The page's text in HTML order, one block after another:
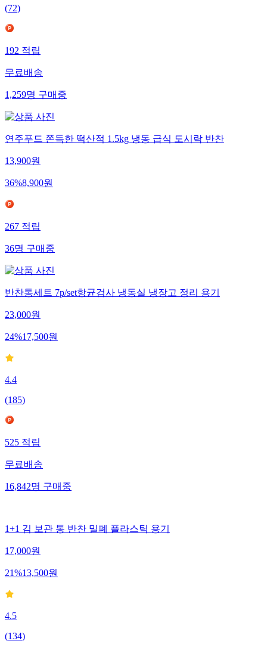
(72)
192적립
무료배송
1,259명구매중
연주푸드 쫀득한 떡산적 1.5kg 냉동 급식 도시락 반찬
13,900원
36%8,900원
267적립
36명구매중
반찬통세트 7p/set항균검사 냉동실 냉장고 정리 용기
23,000원
24%17,500원
4.4
(185)
525적립
무료배송
16,842명구매중
1+1 김 보관 통 반찬 밀폐 플라스틱 용기
17,000원
21%13,500원
4.5
(134)